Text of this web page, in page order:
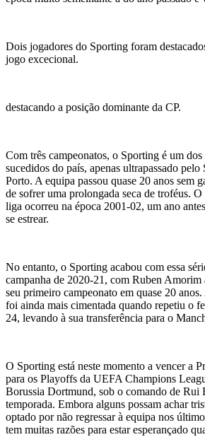
Dois jogadores do Sporting foram
jogo excecional.
destacando a posição dominante da CP.
Com três campeonatos, o Sporting é um
sucedidos do país, apenas ultrapassado
Porto. A equipa passou quase 20 anos sem
de sofrer uma prolongada seca de troféus.
liga ocorreu na época 2001-02, um ano
se estrear.
No entanto, o Sporting acabou com essa
campanha de 2020-21, com Ruben Amorim
seu primeiro campeonato em quase 20
foi ainda mais cimentada quando repetiu o
24, levando à sua transferência para o
O Sporting está neste momento a vencer a
para os Playoffs da UEFA Champions
Borussia Dortmund, sob o comando de Rui
temporada. Embora alguns possam achar
optado por não regressar à equipa nos
tem muitas razões para estar esperançado